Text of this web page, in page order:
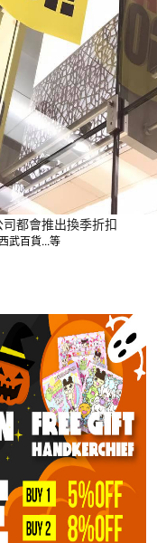
都會推出換季折扣
武百貨...等